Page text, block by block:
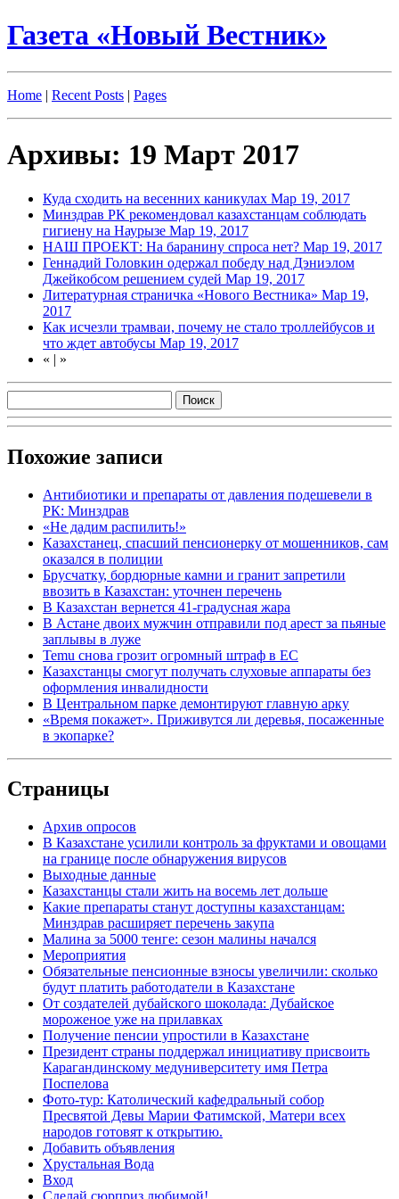
Газета «Новый Вестник»
Home | Recent Posts | Pages
Архивы: 19 Март 2017
Куда сходить на весенних каникулах Мар 19, 2017
Минздрав РК рекомендовал казахстанцам соблюдать
гигиену на Наурызе Мар 19, 2017
НАШ ПРОЕКТ: На баранину спроса нет? Мар 19, 2017
Геннадий Головкин одержал победу над Дэниэлом
Джейкобсом решением судей Мар 19, 2017
Литературная страничка «Нового Вестника» Мар 19,
2017
Как исчезли трамваи, почему не стало троллейбусов и
что ждет автобусы Мар 19, 2017
« | »
Похожие записи
Антибиотики и препараты от давления подешевели в
РК: Минздрав
«Не дадим распилить!»
Казахстанец, спасший пенсионерку от мошенников, сам
оказался в полиции
Брусчатку, бордюрные камни и гранит запретили
ввозить в Казахстан: уточнен перечень
В Казахстан вернется 41-градусная жара
В Астане двоих мужчин отправили под арест за пьяные
заплывы в луже
Temu снова грозит огромный штраф в ЕС
Казахстанцы смогут получать слуховые аппараты без
оформления инвалидности
В Центральном парке демонтируют главную арку
«Время покажет». Приживутся ли деревья, посаженные
в экопарке?
Страницы
Архив опросов
В Казахстане усилили контроль за фруктами и овощами
на границе после обнаружения вирусов
Выходные данные
Казахстанцы стали жить на восемь лет дольше
Какие препараты станут доступны казахстанцам:
Минздрав расширяет перечень закупа
Малина за 5000 тенге: сезон малины начался
Мероприятия
Обязательные пенсионные взносы увеличили: сколько
будут платить работодатели в Казахстане
От создателей дубайского шоколада: Дубайское
мороженое уже на прилавках
Получение пенсии упростили в Казахстане
Президент страны поддержал инициативу присвоить
Карагандинскому медуниверситету имя Петра
Поспелова
Фото-тур: Католический кафедральный собор
Пресвятой Девы Марии Фатимской, Матери всех
народов готовят к открытию.
Добавить объявления
Хрустальная Вода
Вход